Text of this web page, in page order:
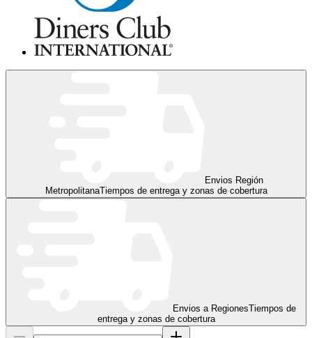
Envios Región
MetropolitanaTiempos de entrega y zonas de cobertura
Envios a RegionesTiempos de
entrega y zonas de cobertura